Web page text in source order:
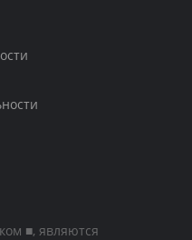
■, являются